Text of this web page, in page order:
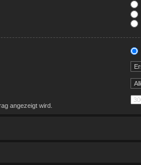
angezeigt wird.